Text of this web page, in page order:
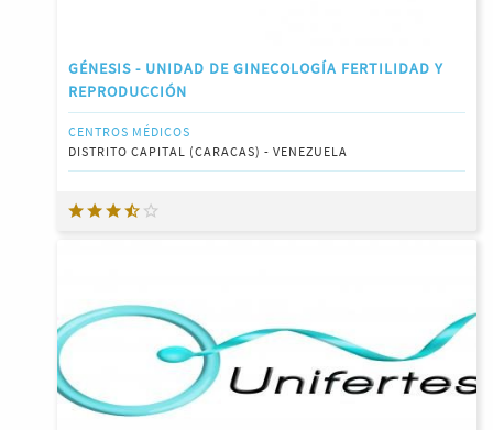
GÉNESIS - UNIDAD DE GINECOLOGÍA FERTILIDAD Y
REPRODUCCIÓN
CENTROS MÉDICOS
DISTRITO CAPITAL (CARACAS) - VENEZUELA